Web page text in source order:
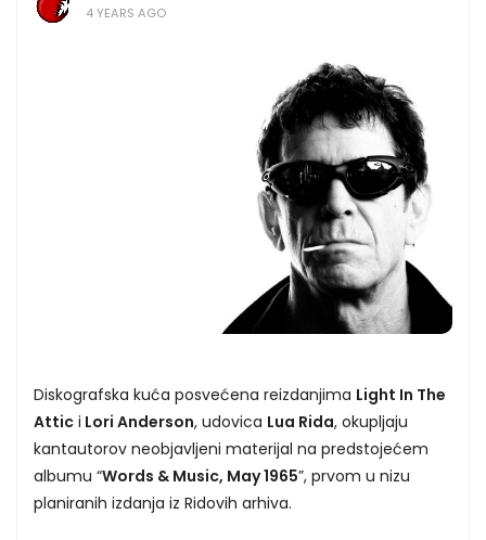
4 YEARS AGO
Diskografska kuća posvećena reizdanjima Light In The
Attic i Lori Anderson, udovica Lua Rida, okupljaju
kantautorov neobjavljeni materijal na predstojećem
albumu “Words & Music, May 1965”, prvom u nizu
planiranih izdanja iz Ridovih arhiva.